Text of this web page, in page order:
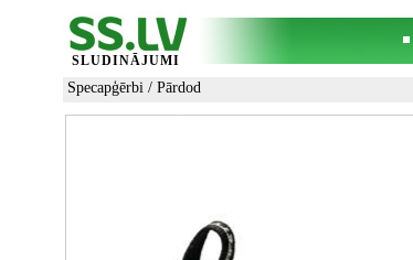
SLUDINĀJUMI
Specapģērbi / Pārdod